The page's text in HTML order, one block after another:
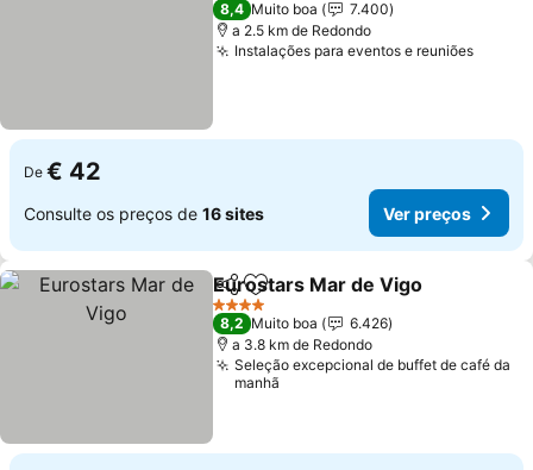
8,4 Muito boa
7.400
a 2.5 km de Redondo
Instalações para eventos e reuniões
De € 42
Consulte os preços de 16 sites Ver preços
PartilharAdicionar aos favoritos
Eurostars Mar de Vigo
4 Estrelas
8,2 Muito boa
6.426
a 3.8 km de Redondo
Seleção excepcional de buffet de café da
manhã